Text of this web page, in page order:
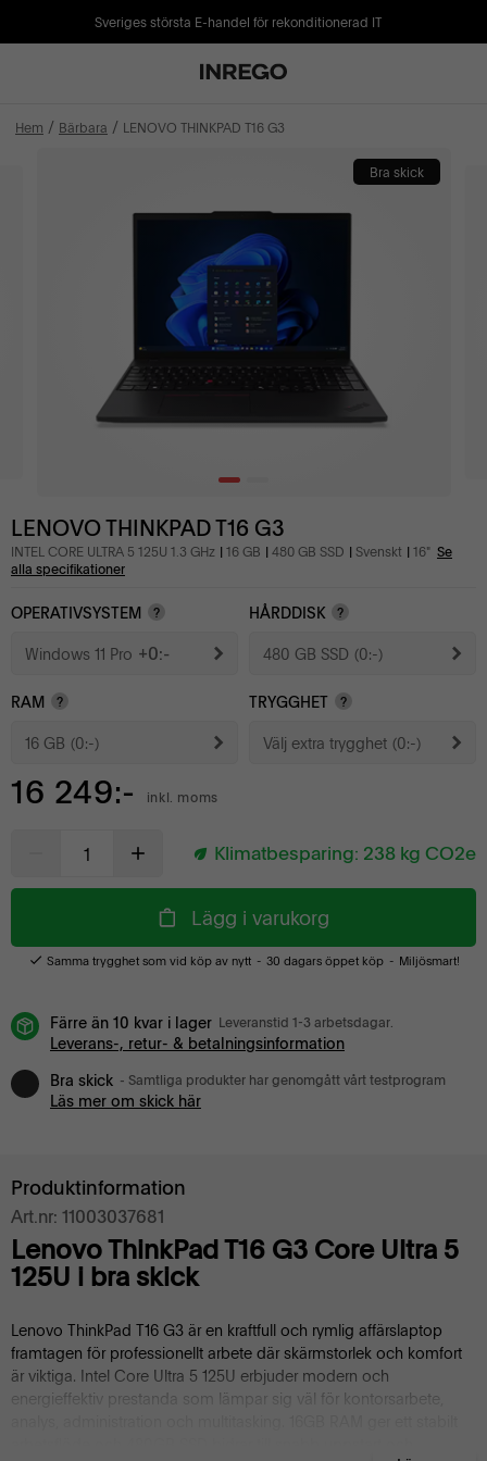
Sveriges största E-handel för rekonditionerad IT
Hem Bärbara LENOVO THINKPAD T16 G3
Bra skick
LENOVO THINKPAD T16 G3
INTEL CORE ULTRA 5 125U 1.3 GHz 16 GB 480 GB SSD Svenskt 16" Se
alla specifikationer
OPERATIVSYSTEM ?
Windows 11 Pro +0:-
HÅRDDISK ?
480 GB SSD (0:-)
RAM ?
16 GB (0:-)
TRYGGHET ?
Välj extra trygghet (0:-)
16 249:- inkl. moms
Klimatbesparing: 238 kg CO2e
Lägg i varukorg
Samma trygghet som vid köp av nytt 30 dagars öppet köp Miljösmart!
Färre än 10 kvar i lager Leveranstid 1-3 arbetsdagar.
Leverans-, retur- & betalningsinformation
Bra skick - Samtliga produkter har genomgått vårt testprogram
Läs mer om skick här
Produktinformation
Art.nr: 11003037681
Lenovo ThinkPad T16 G3 Core Ultra 5
125U i bra skick
Lenovo ThinkPad T16 G3 är en kraftfull och rymlig affärslaptop
framtagen för professionellt arbete där skärmstorlek och komfort
är viktiga. Intel Core Ultra 5 125U erbjuder modern och
energieffektiv prestanda som lämpar sig väl för kontorsarbete,